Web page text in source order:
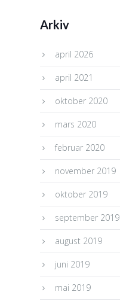
Arkiv
april 2026
april 2021
oktober 2020
mars 2020
februar 2020
november 2019
oktober 2019
september 2019
august 2019
juni 2019
mai 2019